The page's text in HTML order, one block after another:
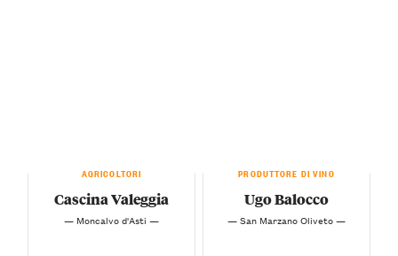
AGRICOLTORI
Cascina Valeggia
— Moncalvo d'Asti —
PRODUTTORE DI VINO
Ugo Balocco
— San Marzano Oliveto —